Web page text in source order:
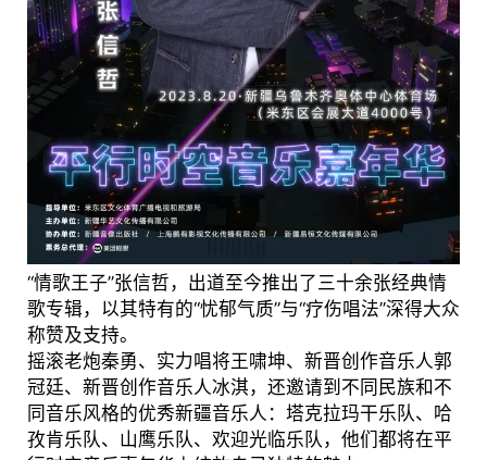
“情歌王子”张信哲，出道至今推出了三十余张经典情
歌专辑，以其特有的“忧郁气质”与“疗伤唱法”深得大众
称赞及支持。
摇滚老炮秦勇、实力唱将王啸坤、新晋创作音乐人郭
冠廷、新晋创作音乐人冰淇，还邀请到不同民族和不
同音乐风格的优秀新疆音乐人：塔克拉玛干乐队、哈
孜肯乐队、山鹰乐队、欢迎光临乐队，他们都将在平